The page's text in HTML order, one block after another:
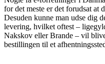
for det meste er det forudsat at
Desuden kunne man udse dig
levering, hvilket oftest –
Nakskov eller Brande – vil
bestillingen til et